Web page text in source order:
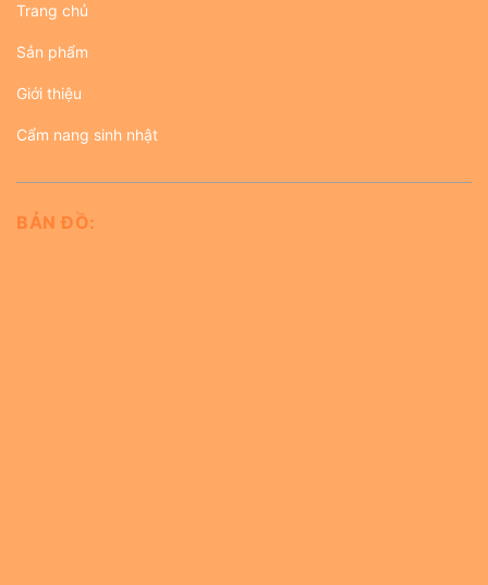
Trang chủ
Sản phẩm
Giới thiệu
Cẩm nang sinh nhật
BẢN ĐỒ: